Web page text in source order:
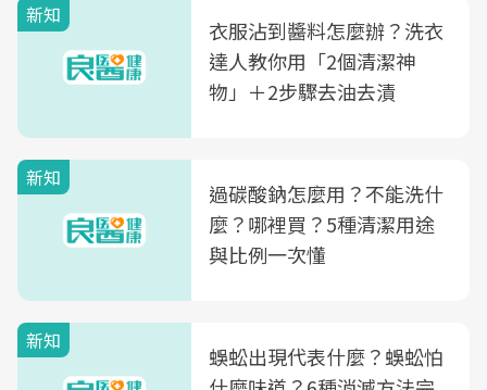
新知
衣服沾到醬料怎麼辦？洗衣
達人教你用「2個清潔神
物」＋2步驟去油去漬
新知
過碳酸鈉怎麼用？不能洗什
麼？哪裡買？5種清潔用途
與比例一次懂
新知
蜈蚣出現代表什麼？蜈蚣怕